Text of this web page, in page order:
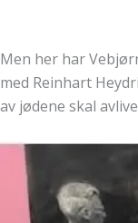
Men her har
med Reinhart
av jødene skal